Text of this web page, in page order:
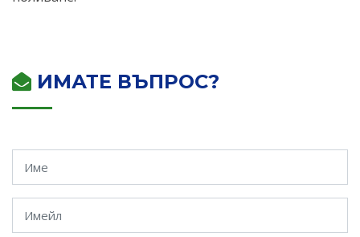
ИМАТЕ ВЪПРОС?